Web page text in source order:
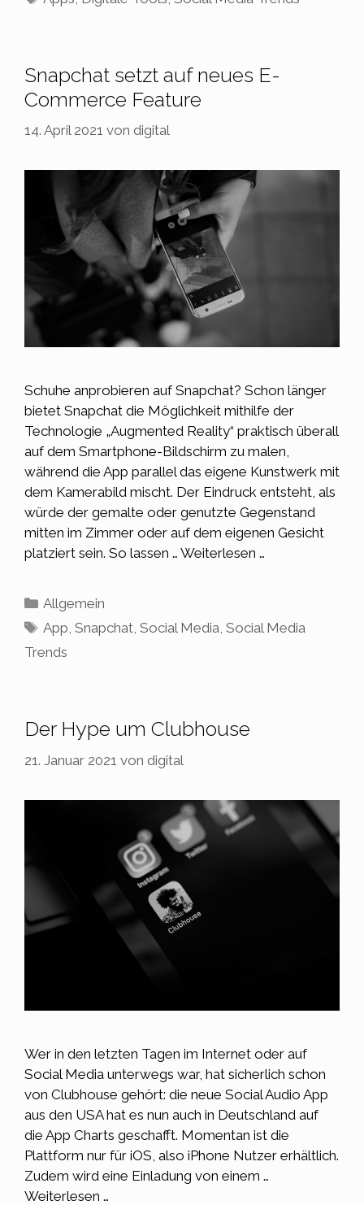
Snapchat setzt auf neues E-
Commerce Feature
14. April 2021 von digital
Schuhe anprobieren auf Snapchat? Schon länger
bietet Snapchat die Möglichkeit mithilfe der
Technologie „Augmented Reality“ praktisch überall
auf dem Smartphone-Bildschirm zu malen,
während die App parallel das eigene Kunstwerk mit
dem Kamerabild mischt. Der Eindruck entsteht, als
würde der gemalte oder genutzte Gegenstand
mitten im Zimmer oder auf dem eigenen Gesicht
platziert sein. So lassen … Weiterlesen …
Kategorien
Allgemein
Schlagwörter
App,Snapchat,Social Media,Social Media
Trends
Der Hype um Clubhouse
21. Januar 2021 von digital
Wer in den letzten Tagen im Internet oder auf
Social Media unterwegs war, hat sicherlich schon
von Clubhouse gehört: die neue Social Audio App
aus den USA hat es nun auch in Deutschland auf
die App Charts geschafft. Momentan ist die
Plattform nur für iOS, also iPhone Nutzer erhältlich.
Zudem wird eine Einladung von einem …
Weiterlesen …